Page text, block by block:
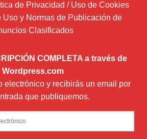
de Privacidad / Uso de Cookies
Uso y Normas de Publicación de
Clasificados
COMPLETA a través de
Wordpress.com
electrónico y recibirás un email por
que publiquemos.